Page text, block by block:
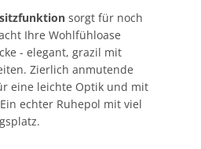
sorgt für noch
Ihre Wohlfühloase
- elegant, grazil mit
Zierlich anmutende
eine leichte Optik und mit
echter Ruhepol mit viel